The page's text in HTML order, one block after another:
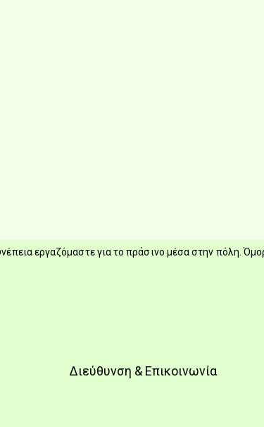
εργαζόμαστε για το πράσινο μέσα στην πόλη.
Διεύθυνση & Επικοινωνία